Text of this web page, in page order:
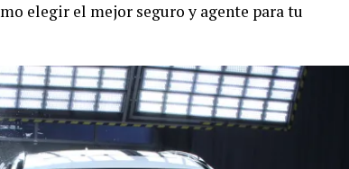
elegir el mejor seguro y agente para tu